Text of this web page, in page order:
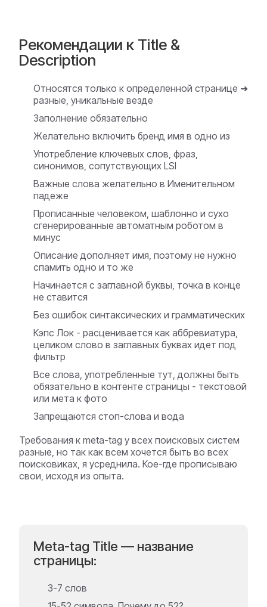
Рекомендации к Title &
Description
Относятся только к определенной странице ➜
разные, уникальные везде
Заполнение обязательно
Желательно включить бренд имя в одно из
Употребление ключевых слов, фраз,
синонимов, сопутствующих LSI
Важные слова желательно в Именительном
падеже
Прописанные человеком, шаблонно и сухо
сгенерированные автоматным роботом в
минус
Описание дополняет имя, поэтому не нужно
спамить одно и то же
Начинается с заглавной буквы, точка в конце
не ставится
Без ошибок синтаксических и грамматических
Кэпс Лок - расценивается как аббревиатура,
целиком слово в заглавных буквах идет под
фильтр
Все слова, употребленные тут, должны быть
обязательно в контенте страницы - текстовой
или мета к фото
Запрещаются стоп-слова и вода
Требования к meta-tag у всех поисковых систем
разные, но так как всем хочется быть во всех
поисковиках, я усреднила. Кое-где прописываю
свои, исходя из опыта.
Meta-tag Title — название
страницы:
3-7 слов